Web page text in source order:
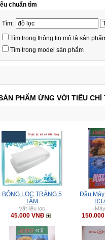
chuẩn tìm
Tìm:
Tìm trong thông tin mô tả sản
Tìm trong model sản phẩm
PHẨM ỨNG VỚI TIÊU CHÍ
BÔNG LỌC TRẮNG 5
TẤM
Vật liệu lọc
45.000 VNĐ
Đầu